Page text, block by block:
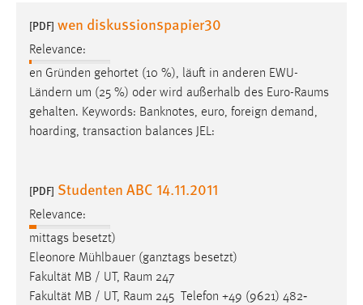
[PDF] wen diskussionspapier30
Relevance:
en Gründen gehortet (10 %), läuft in anderen EWU-
Ländern um (25 %) oder wird außerhalb des Euro-Raums
gehalten. Keywords: Banknotes, euro, foreign demand,
hoarding, transaction balances JEL:
[PDF] Studenten ABC 14.11.2011
Relevance:
mittags besetzt)
Eleonore Mühlbauer (ganztags besetzt)
Fakultät MB / UT, Raum 247
Fakultät MB / UT, Raum 245 Telefon +49 (9621) 482‐